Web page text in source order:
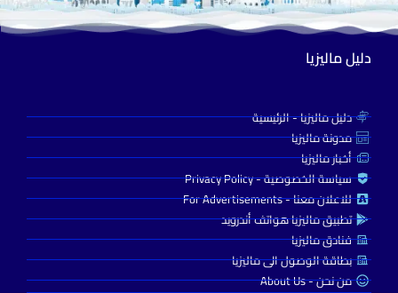
دليل ماليزيا
دليل ماليزيا - الرئيسية
مدونة ماليزيا
أخبار ماليزيا
سياسة الخصوصية - Privacy Policy
للاعلان معنا - For Advertisements
تطبيق ماليزيا هواتف أندرويد
فنادق ماليزيا
بطاقة الوصول الى ماليزيا
من نحن - About Us